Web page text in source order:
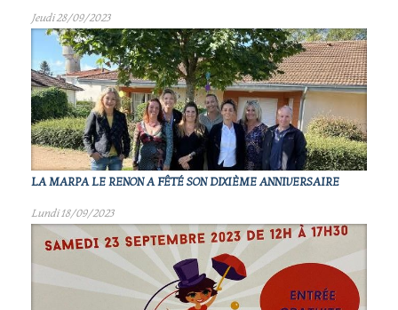
Jeudi 28/09/2023
LA MARPA LE RENON A FÊTÉ SON DIXIÈME ANNIVERSAIRE
Lundi 18/09/2023